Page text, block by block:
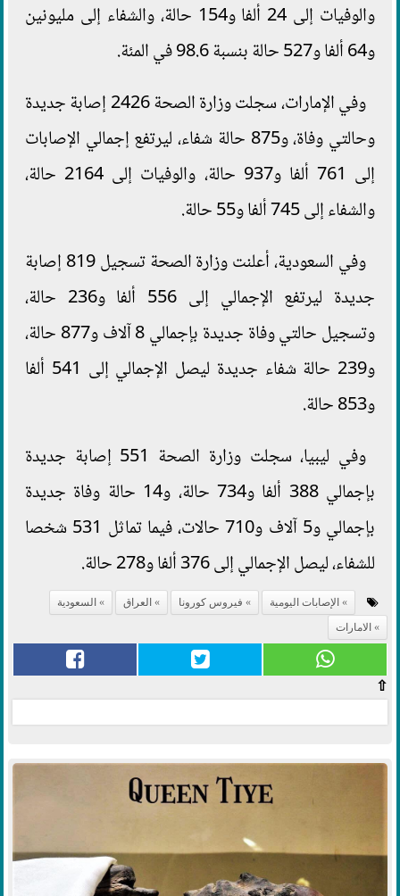
والوفيات إلى 24 ألفا و154 حالة، والشفاء إلى مليونين
و64 ألفا و527 حالة بنسبة 98.6 في المئة.
وفي الإمارات، سجلت وزارة الصحة 2426 إصابة جديدة
وحالتي وفاة، و875 حالة شفاء، ليرتفع إجمالي الإصابات
إلى 761 ألفا و937 حالة، والوفيات إلى 2164 حالة،
والشفاء إلى 745 ألفا و55 حالة.
وفي السعودية، أعلنت وزارة الصحة تسجيل 819 إصابة
جديدة ليرتفع الإجمالي إلى 556 ألفا و236 حالة،
وتسجيل حالتي وفاة جديدة بإجمالي 8 آلاف و877 حالة،
و239 حالة شفاء جديدة ليصل الإجمالي إلى 541 ألفا
و853 حالة.
وفي ليبيا، سجلت وزارة الصحة 551 إصابة جديدة
بإجمالي 388 ألفا و734 حالة، و14 حالة وفاة جديدة
بإجمالي و5 آلاف و710 حالات، فيما تماثل 531 شخصا
للشفاء، ليصل الإجمالي إلى 376 ألفا و278 حالة.
الإصابات اليومية فيروس كورونا العراق
السعودية
الامارات
⇧